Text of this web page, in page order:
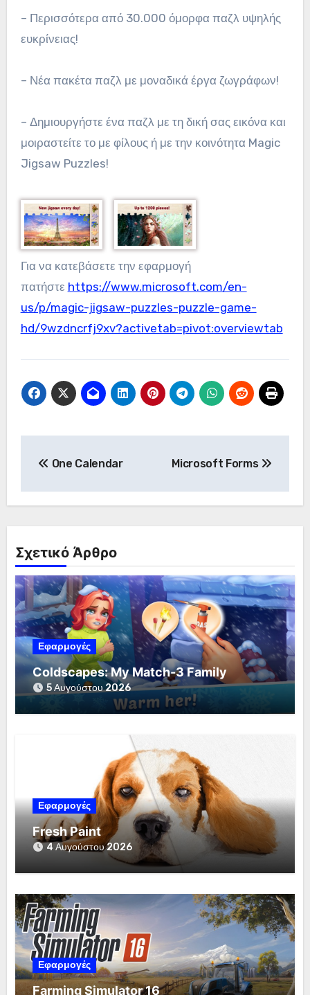
– Περισσότερα από 30.000 όμορφα παζλ υψηλής
ευκρίνειας!
– Νέα πακέτα παζλ με μοναδικά έργα ζωγράφων!
– Δημιουργήστε ένα παζλ με τη δική σας εικόνα και
μοιραστείτε το με φίλους ή με την κοινότητα Magic
Jigsaw Puzzles!
Για να κατεβάσετε την εφαρμογή
πατήστε https://www.microsoft.com/en-
us/p/magic-jigsaw-puzzles-puzzle-game-
hd/9wzdncrfj9xv?activetab=pivot:overviewtab
One Calendar Microsoft Forms
Σχετικό Άρθρο
Εφαρμογές
Coldscapes: My Match-3 Family
5 Αυγούστου 2026
Εφαρμογές
Fresh Paint
4 Αυγούστου 2026
Εφαρμογές
Farming Simulator 16